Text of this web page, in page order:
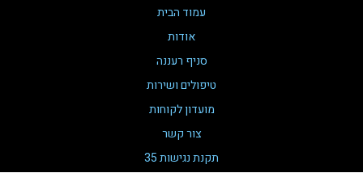
עמוד הבית
אודות
סניף רעננה
טיפולים ושירות
מועדון לקוחות
צור קשר
תקנת נגישות 35